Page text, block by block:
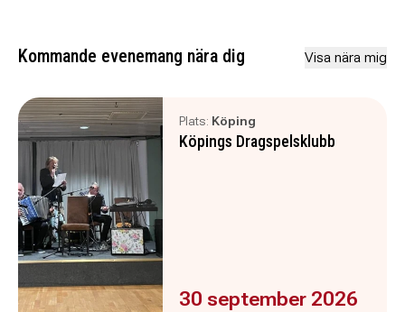
Kommande evenemang nära dig Visa nära mig
Plats: Köping
Köpings Dragspelsklubb
Evenemanget är :
30 september 2026